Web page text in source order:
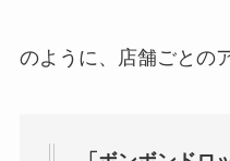
のように、店舗ごとの